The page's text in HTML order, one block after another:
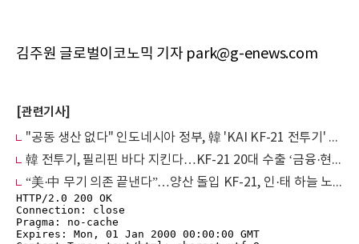
김주원 글로벌이코노믹 기자 park@g-enews.com
[관련기사]
"공동 생산 없다" 인도네시아 정부, 韓 'KAI KF-21 전투기' 완제품 직구매 선회
韓 전투기, 필리핀 바다 지킨다…KF-21 20대 수출 ‘금융·현지 MRO’ 패키지 협상
“美·中 무기 의존 끝낸다”…양산 돌입 KF-21, 인·태 하늘 노린다